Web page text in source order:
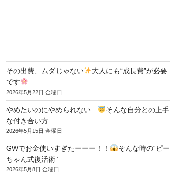
その出費、ムダじゃない
大人にも“成長費”が必要
です
2026年5月22日 金曜日
やめたいのにやめられない…
そんな自分との上手
な付き合い方
2026年5月15日 金曜日
GWでお金使いすぎたーーー！！
そんな時の“ピー
ちゃん式復活術”
2026年5月8日 金曜日